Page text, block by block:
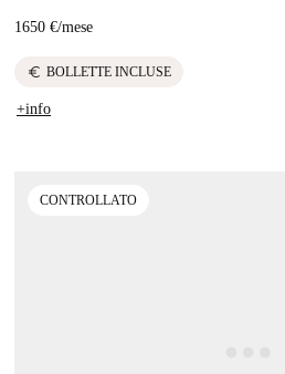
1650 €/mese
euro BOLLETTE INCLUSE
+info
CONTROLLATO